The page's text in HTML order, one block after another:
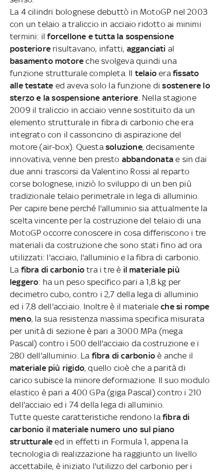
La 4 cilindri bolognese debuttò in MotoGP nel 2003
con un telaio a traliccio in acciaio ridotto ai minimi
termini: ilforcellone e tutta la sospensione
posteriorerisultavano, infatti, agganciati al
basamento motore che svolgeva quindi una
funzione strutturale completa. Il telaio era fissato
alle testate ed aveva solo la funzione disostenere lo
sterzo e la sospensione anteriore . Nella stagione
2009 il traliccio in acciaio venne sostituito da un
elemento strutturale in fibra di carbonio che era
integrato con il cassoncino di aspirazione del
motore (air-box). Questa soluzione, decisamente
innovativa, venne ben presto abbandonata e sin dai
due anni trascorsi da Valentino Rossi al reparto
corse bolognese, iniziò lo sviluppo di un ben più
tradizionale telaio perimetrale in lega di alluminio.
Per capire bene perché l'alluminio sia attualmente la
scelta vincente per la costruzione del telaio di una
MotoGP occorre conoscere in cosa differiscono i tre
materiali da costruzione che sono stati fino ad ora
utilizzati: l'acciaio, l'alluminio e la fibra di carbonio.
La fibra di carbonio tra i tre è il materiale più
leggero: ha un peso specifico pari a 1,8 kg per
decimetro cubo, contro i 2,7 della lega di alluminio
ed i 7,8 dell'acciaio. Inoltre è il materialeche si rompe
meno, la sua resistenza massima specifica misurata
per unità di sezione è pari a 3000 MPa (mega
Pascal) contro i 500 dell'acciaio da costruzione e i
280 dell'alluminio. La fibra di carbonio è anche il
materiale più rigido, quello cioè che a parità di
carico subisce la minore deformazione. Il suo modulo
elastico è pari a 400 GPa (giga Pascal) contro i 210
dell'acciaio ed i 74 della lega di alluminio.
Tutte queste caratteristiche rendono la fibra di
carbonio il materiale numero uno sul piano
strutturale ed in effetti in Formula 1, appena la
tecnologia di realizzazione ha raggiunto un livello
accettabile, è iniziato l'utilizzo del carbonio per i